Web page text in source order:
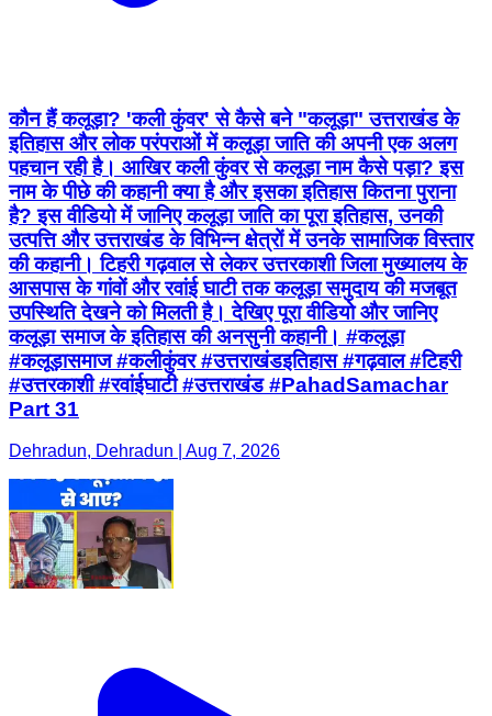
कौन हैं कलूड़ा? 'कली कुंवर' से कैसे बने "कलूड़ा" उत्तराखंड के
इतिहास और लोक परंपराओं में कलूड़ा जाति की अपनी एक अलग
पहचान रही है। आखिर कली कुंवर से कलूड़ा नाम कैसे पड़ा? इस
नाम के पीछे की कहानी क्या है और इसका इतिहास कितना पुराना
है? इस वीडियो में जानिए कलूड़ा जाति का पूरा इतिहास, उनकी
उत्पत्ति और उत्तराखंड के विभिन्न क्षेत्रों में उनके सामाजिक विस्तार
की कहानी। टिहरी गढ़वाल से लेकर उत्तरकाशी जिला मुख्यालय के
आसपास के गांवों और रवांई घाटी तक कलूड़ा समुदाय की मजबूत
उपस्थिति देखने को मिलती है। देखिए पूरा वीडियो और जानिए
कलूड़ा समाज के इतिहास की अनसुनी कहानी। #कलूड़ा
#कलूड़ासमाज #कलीकुंवर #उत्तराखंडइतिहास #गढ़वाल #टिहरी
#उत्तरकाशी #रवांईघाटी #उत्तराखंड #PahadSamachar
Part 31
Dehradun, Dehradun | Aug 7, 2026